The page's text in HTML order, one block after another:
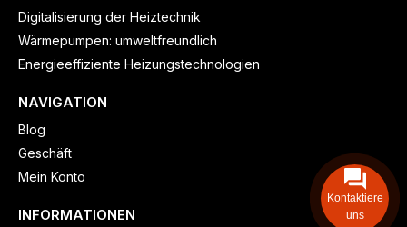
Digitalisierung der Heiztechnik
Wärmepumpen: umweltfreundlich
Energieeffiziente Heizungstechnologien
NAVIGATION
Blog
Geschäft
Mein Konto
INFORMATIONEN
Kontaktiere
uns